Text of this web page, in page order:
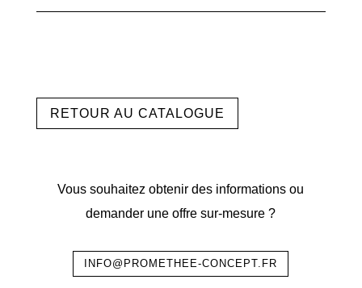
RETOUR AU CATALOGUE
Vous souhaitez obtenir des informations ou
demander une offre sur-mesure ?
INFO@PROMETHEE-CONCEPT.FR